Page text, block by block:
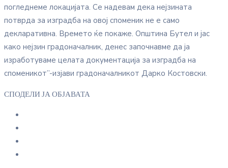
погледнеме локацијата. Се надевам дека нејзината
потврда за изградба на овој споменик не е само
декларативна. Времето ќе покаже. Општина Бутел и јас
како нејзин градоначалник, денес започнавме да ја
изработуваме целата документација за изградба на
споменикот”-изјави градоначалникот Дарко Костовски.
СПОДЕЛИ ЈА ОБЈАВАТА